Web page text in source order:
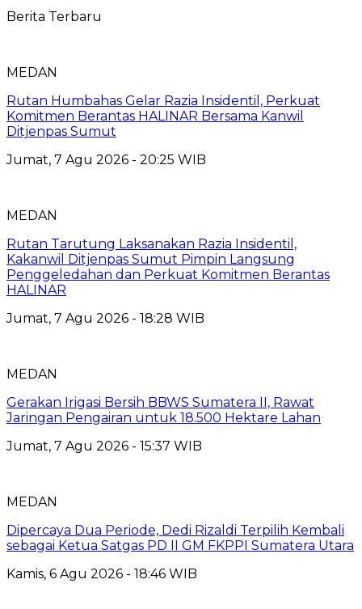
Berita Terbaru
MEDAN
Rutan Humbahas Gelar Razia Insidentil, Perkuat
Komitmen Berantas HALINAR Bersama Kanwil
Ditjenpas Sumut
Jumat, 7 Agu 2026 - 20:25 WIB
MEDAN
Rutan Tarutung Laksanakan Razia Insidentil,
Kakanwil Ditjenpas Sumut Pimpin Langsung
Penggeledahan dan Perkuat Komitmen Berantas
HALINAR
Jumat, 7 Agu 2026 - 18:28 WIB
MEDAN
Gerakan Irigasi Bersih BBWS Sumatera II, Rawat
Jaringan Pengairan untuk 18.500 Hektare Lahan
Jumat, 7 Agu 2026 - 15:37 WIB
MEDAN
Dipercaya Dua Periode, Dedi Rizaldi Terpilih Kembali
sebagai Ketua Satgas PD II GM FKPPI Sumatera Utara
Kamis, 6 Agu 2026 - 18:46 WIB